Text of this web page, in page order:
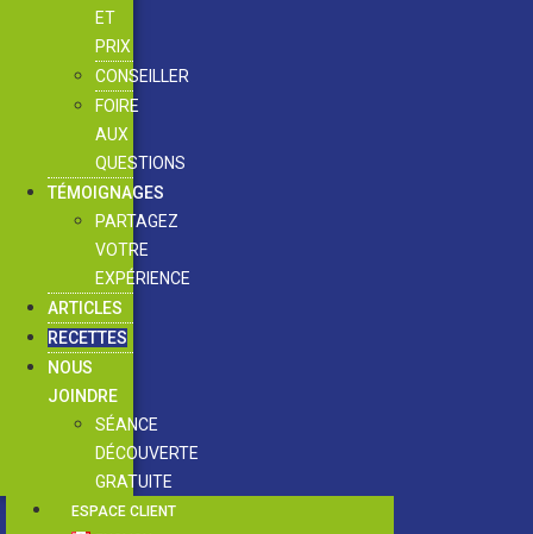
ET
PRIX
CONSEILLER
FOIRE
AUX
QUESTIONS
TÉMOIGNAGES
PARTAGEZ
VOTRE
EXPÉRIENCE
ARTICLES
RECETTES
NOUS
JOINDRE
SÉANCE
DÉCOUVERTE
GRATUITE
ESPACE CLIENT